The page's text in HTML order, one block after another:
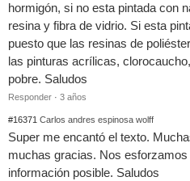
hormigón, si no esta pintada con
resina y fibra de vidrio. Si esta
puesto que las resinas de
las pinturas acrílicas,
pobre. Saludos
Responder · 3 años
#16371 Carlos andres espinosa wolff
Super me encantó el texto.
muchas gracias. Nos
información posible. Saludos